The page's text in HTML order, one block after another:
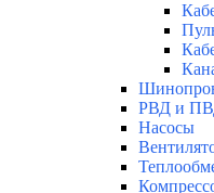
РВД и
Насосы